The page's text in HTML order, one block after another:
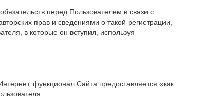
перед Пользователем в связи с
прав и сведениями о такой регистрации,
в которые он вступил, используя
функционал Сайта предоставляется «как